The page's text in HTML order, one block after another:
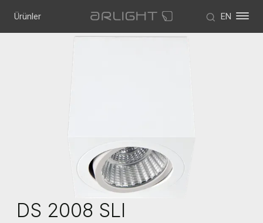
Ürünler EN
DS 2008 SLI